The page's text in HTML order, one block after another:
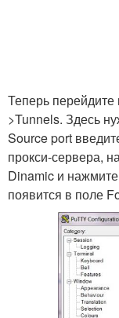
Теперь
>Tunnels. Здесь
Source port
прокси-сервера,
Dinamic и
появится в поле